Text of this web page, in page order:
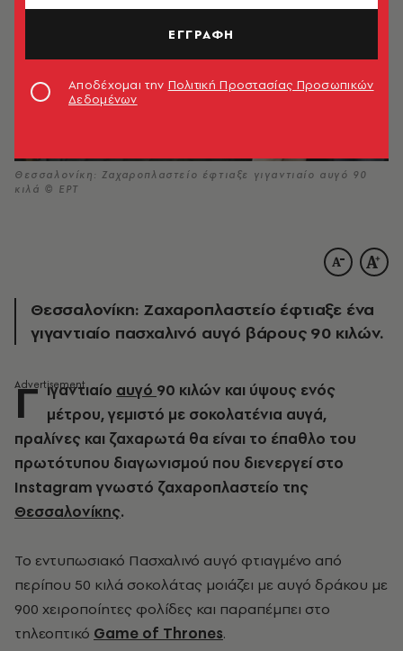
Θεσσαλονίκη: Ζαχαροπλαστείο έφτιαξε γιγαντιαίο αυγό 90
κιλά © ΕΡΤ
Θεσσαλονίκη: Ζαχαροπλαστείο έφτιαξε ένα
γιγαντιαίο πασχαλινό αυγό βάρους 90 κιλών.
Γ ιγαντιαίο αυγό 90 κιλών και ύψους ενός
μέτρου, γεμιστό με σοκολατένια αυγά,
πραλίνες και ζαχαρωτά θα είναι το έπαθλο του
πρωτότυπου διαγωνισμού που διενεργεί στο
Instagram γνωστό ζαχαροπλαστείο της
Θεσσαλονίκης.
Το εντυπωσιακό Πασχαλινό αυγό φτιαγμένο από
περίπου 50 κιλά σοκολάτας μοιάζει με αυγό δράκου με
900 χειροποίητες φολίδες και παραπέμπει στο
τηλεοπτικό Game of Thrones.
ΕΓΓΡΑΦΗ
Αποδέχομαι την Πολιτική Προστασίας Προσωπικών
Δεδομένων